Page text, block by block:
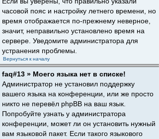
часовой пояс и настройку летнего времени, но
время отображается по-прежнему неверное,
значит, неправильно установлено время на
сервере. Уведомите администратора для
устранения проблемы.
Вернуться к началу
faq#13 » Моего языка нет в списке!
Администратор не установил поддержку
вашего языка на конференции, или же просто
никто не перевёл phpBB на ваш язык.
Попробуйте узнать у администратора
конференции, может ли он установить нужный
вам языковой пакет. Если такого языкового